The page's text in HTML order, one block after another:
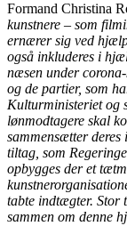
Formand Christina
kunstnere – som
ernærer sig ved
også inkluderes i
næsen under
og de partier, som
Kulturministeriet og
lønmodtagere skal
sammensætter
tiltag, som
opbygges der et
tabte indtægter. Stor
sammen om denne